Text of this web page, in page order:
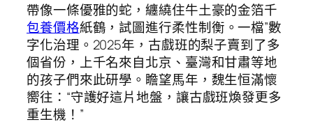
帶像一條優雅的蛇，纏繞住牛土豪的金箔千
包養價格紙鶴，試圖進行柔性制衡。一檔”數
字化治理。2025年，古戲班的梨子賣到了多
個省份，上千名來自北京、臺灣和甘肅等地
的孩子們來此研學。瞻望馬年，魏生恒滿懷
嚮往：“守護好這片地盤，讓古戲班煥發更多
重生機！”